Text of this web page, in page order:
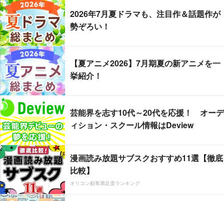
2026年7月夏ドラマも、注目作＆話題作が
勢ぞろい！
【夏アニメ2026】7月期夏の新アニメを一
挙紹介！
芸能界を志す10代～20代を応援！ オーデ
ィション・スクール情報はDeview
漫画読み放題サブスクおすすめ11選【徹底
比較】
オリコン顧客満足度ランキング